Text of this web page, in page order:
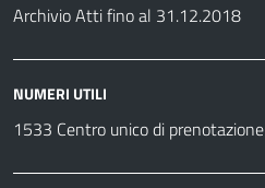
Archivio Atti fino al 31.12.2018
NUMERI UTILI
1533 Centro unico di prenotazione